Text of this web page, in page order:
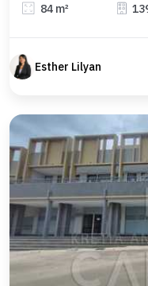
84 m²
Esther Lilyan